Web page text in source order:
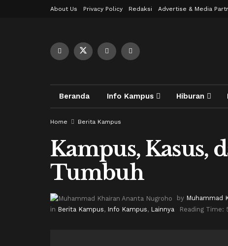
About Us Privacy Policy Redaksi Advertise & Media
Beranda Info Kampus Hiburan
Home Berita Kampus
Kampus, Kasus,
Tumbuh
by Muhammad
in Berita Kampus, Info Kampus, Lainnya Reading Time: